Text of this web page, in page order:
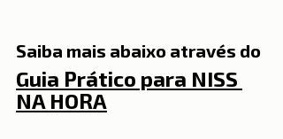
Saiba mais abaixo através do
Guia Prático para NISS
NA HORA